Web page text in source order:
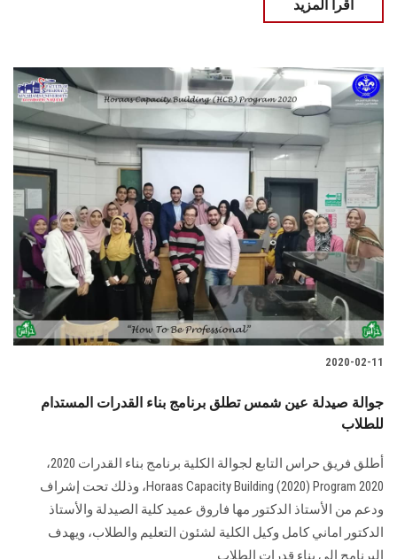
اقرأ المزيد
2020-02-11
جوالة صيدلة عين شمس تطلق برنامج بناء القدرات المستدام
للطلاب
أطلق فريق حراس التابع لجوالة الكلية برنامج بناء القدرات 2020،
Horaas Capacity Building (2020) Program 2020، وذلك تحت إشراف
ودعم من الأستاذ الدكتور مها فاروق عميد كلية الصيدلة والأستاذ
الدكتور اماني كامل وكيل الكلية لشئون التعليم والطلاب، ويهدف
البرنامج الي بناء قدرات الطلاب